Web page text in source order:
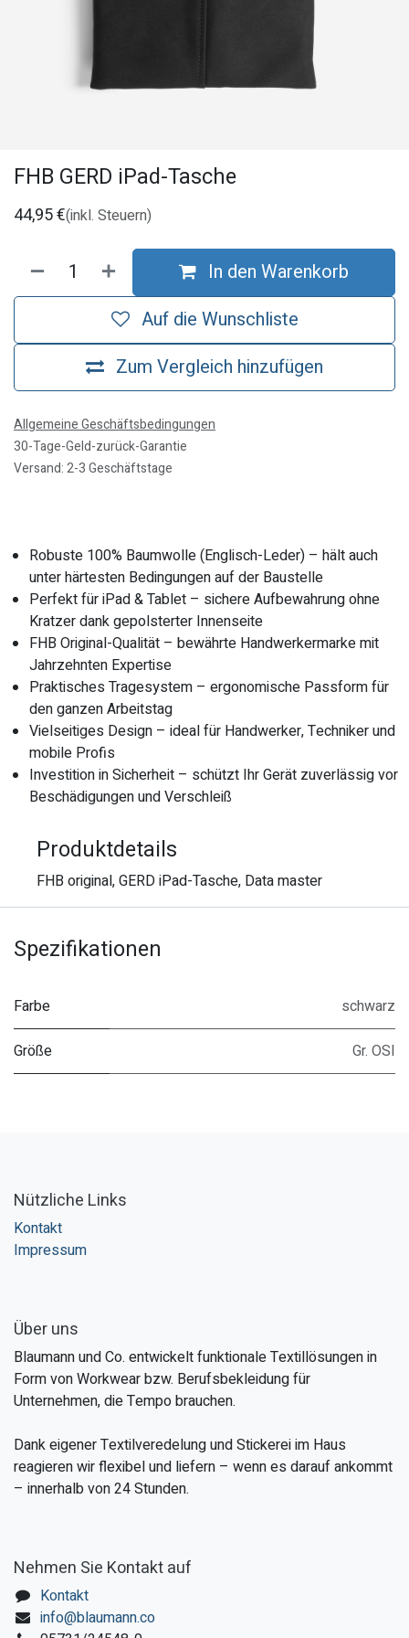
FHB GERD iPad-Tasche
44,95€(inkl. Steuern)
In den Warenkorb
Zum Vergleich hinzufügen
Auf die Wunschliste
Allgemeine Geschäftsbedingungen
30-Tage-Geld-zurück-Garantie
Versand: 2-3 Geschäftstage
Robuste 100% Baumwolle (Englisch-Leder) – hält auch
unter härtesten Bedingungen auf der Baustelle
Perfekt für iPad & Tablet – sichere Aufbewahrung ohne
Kratzer dank gepolsterter Innenseite
FHB Original-Qualität – bewährte Handwerkermarke mit
Jahrzehnten Expertise
Praktisches Tragesystem – ergonomische Passform für
den ganzen Arbeitstag
Vielseitiges Design – ideal für Handwerker, Techniker und
mobile Profis
Investition in Sicherheit – schützt Ihr Gerät zuverlässig vor
Beschädigungen und Verschleiß
Produktdetails
FHB original, GERD iPad-Tasche, Data master
Spezifikationen
Farbe schwarz
Größe Gr. OSI
Nützliche Links
Kontakt
Impressum
Über uns
Blaumann und Co. entwickelt funktionale Textillösungen in
Form von Workwear bzw. Berufsbekleidung für
Unternehmen, die Tempo brauchen.
Dank eigener Textilveredelung und Stickerei im Haus
reagieren wir flexibel und liefern – wenn es darauf ankommt
– innerhalb von 24 Stunden.
Nehmen Sie Kontakt auf
Kontakt
info@blaumann.co